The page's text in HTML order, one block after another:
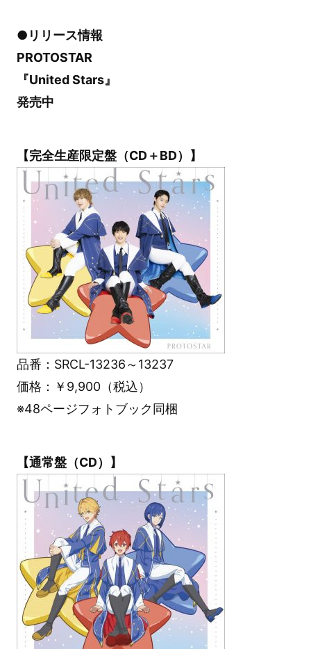
●リリース情報
PROTOSTAR
『United Stars』
発売中
【完全生産限定盤（CD＋BD）】
品番：SRCL-13236～13237
価格：￥9,900（税込）
※48ページフォトブック同梱
【通常盤（CD）】